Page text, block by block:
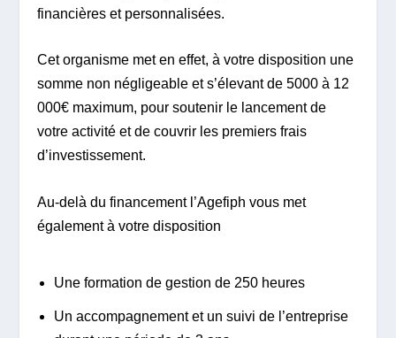
financières et personnalisées.
Cet organisme met en effet, à votre disposition une
somme non négligeable et s’élevant de 5000 à 12
000€ maximum, pour soutenir le lancement de
votre activité et de couvrir les premiers frais
d’investissement.
Au-delà du financement l’Agefiph vous met
également à votre disposition
Une formation de gestion de 250 heures
Un accompagnement et un suivi de l’entreprise